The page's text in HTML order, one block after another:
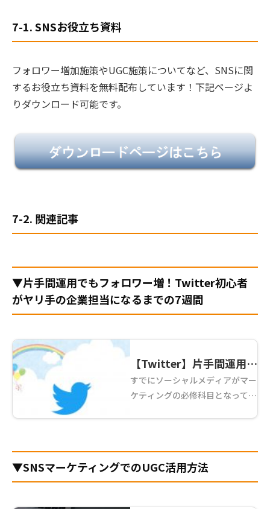
7-1. SNSお役立ち資料
フォロワー増加施策やUGC施策についてなど、SNSに関
するお役立ち資料を無料配布しています！下記ページよ
りダウンロード可能です。
7-2. 関連記事
▼片手間運用でもフォロワー増！Twitter初心者
がヤリ手の企業担当になるまでの7週間
【Twitter】片手間運用で
もフォロワー増！Twitter
初心者がヤリ手の企業担
当になるまでの7週間
すでにソーシャルメディアがマー
ケティングの必修科目となって久
「面白いツイートなんて思いつか
ない」 「フォロワー1 ...
▼SNSマーケティングでのUGC活用方法